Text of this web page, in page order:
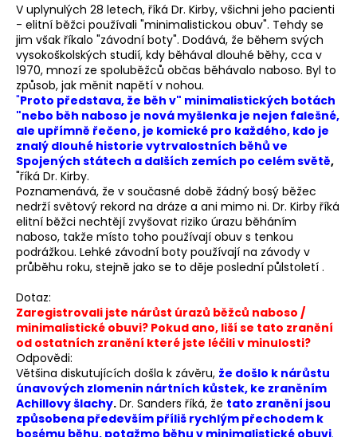
V uplynulých 28 letech, říká Dr. Kirby, všichni jeho pacienti
- elitní běžci používali "minimalistickou obuv". Tehdy se
jim však říkalo "závodní boty". Dodává, že během svých
vysokoškolských studií, kdy běhával dlouhé běhy, cca v
1970, mnozí ze spoluběžců občas běhávalo naboso. Byl to
způsob, jak měnit napětí v nohou.
"Proto představa, že běh v" minimalistických botách
"nebo běh naboso je nová myšlenka je nejen falešné,
ale upřímně řečeno, je komické pro každého, kdo je
znalý dlouhé historie vytrvalostních běhů ve
Spojených státech a dalších zemích po celém světě,
"říká Dr. Kirby.
Poznamenává, že v současné době žádný bosý běžec
nedrží světový rekord na dráze a ani mimo ni. Dr. Kirby říká
elitní běžci nechtějí zvyšovat riziko úrazu běháním
naboso, takže místo toho používají obuv s tenkou
podrážkou. Lehké závodní boty používají na závody v
průběhu roku, stejně jako se to děje poslední půlstoletí .
Dotaz:
Zaregistrovali jste nárůst úrazů běžců naboso /
minimalistické obuvi? Pokud ano, liší se tato zranění
od ostatních zranění které jste léčili v minulosti?
Odpovědi:
Většina diskutujících došla k závěru, že došlo k nárůstu
únavových zlomenin nártních kůstek, ke zraněním
Achillovy šlachy. Dr. Sanders říká, že tato zranění jsou
způsobena především příliš rychlým přechodem k
bosému běhu, potažmo běhu v minimalistické obuvi.